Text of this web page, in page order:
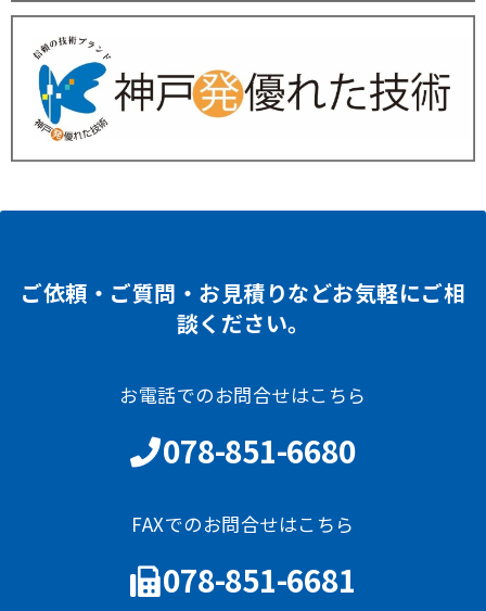
ご依頼・ご質問・お見積りなどお気軽にご相
談ください。
お電話でのお問合せはこちら
078-851-6680
FAXでのお問合せはこちら
078-851-6681